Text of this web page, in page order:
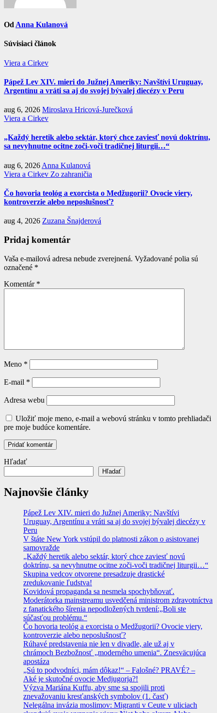
Od Anna Kulanová
Súvisiaci článok
Viera a Cirkev
Pápež Lev XIV. mieri do Južnej Ameriky: Navštívi Uruguay,
Argentínu a vráti sa aj do svojej bývalej diecézy v Peru
aug 6, 2026 Miroslava Hricová-Jurečková
Viera a Cirkev
„Každý heretik alebo sektár, ktorý chce zaviesť novú doktrínu,
sa nevyhnutne ocitne zoči-voči tradičnej liturgii…“
aug 6, 2026 Anna Kulanová
Viera a Cirkev Zo zahraničia
Čo hovoria teológ a exorcista o Medžugorii? Ovocie viery,
kontroverzie alebo neposlušnosť?
aug 4, 2026 Zuzana Šnajderová
Pridaj komentár
Vaša e-mailová adresa nebude zverejnená. Vyžadované polia sú
označené *
Komentár *
Meno *
E-mail *
Adresa webu
Uložiť moje meno, e-mail a webovú stránku v tomto prehliadači
pre moje budúce komentáre.
Hľadať
Hľadať
Najnovšie články
Pápež Lev XIV. mieri do Južnej Ameriky: Navštívi
Uruguay, Argentínu a vráti sa aj do svojej bývalej diecézy v
Peru
V štáte New York vstúpil do platnosti zákon o asistovanej
samovražde
„Každý heretik alebo sektár, ktorý chce zaviesť novú
doktrínu, sa nevyhnutne ocitne zoči-voči tradičnej liturgii…“
Skupina vedcov otvorene presadzuje drastické
zredukovanie ľudstva!
Kovidová propaganda sa nesmela spochybňovať.
Moderátorka mainstreamu usvedčená ministrom zdravotníctva
z fanatického šírenia nepodložených tvrdení:„Boli ste
súčasťou problému.“
Čo hovoria teológ a exorcista o Medžugorii? Ovocie viery,
kontroverzie alebo neposlušnosť?
Rúhavé predstavenia nie len v divadle, ale už aj v
chrámoch Bezbožnosť „moderného umenia“. Znesväcujúca
apostáza
„Sú to podvodníci, mám dôkaz!“ – Falošné? PRAVÉ? –
Aké je skutočné ovocie Medjugorja?!
Výzva Mariána Kuffu, aby sme sa spojili proti
znevažovaniu kresťanských symbolov (1. časť)
Nelegálna invázia moslimov: Migranti v Ceute v uliciach